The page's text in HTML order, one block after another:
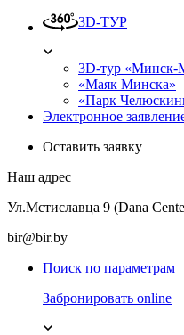
3D-ТУР
3D-тур «Минск-
«Маяк Минска»
«Парк
Электронное
Оставить заявку
Наш адрес
Ул.Мстиславца 9 (Dana
bir@bir.by
Поиск по параметрам
Забронировать online